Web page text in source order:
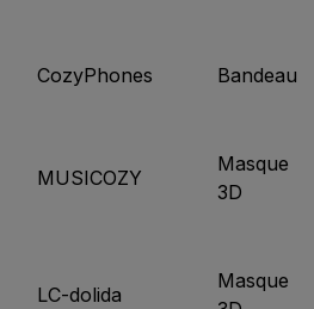
CozyPhones Bandeau
MUSICOZY
Masque
3D
LC-dolida
Masque